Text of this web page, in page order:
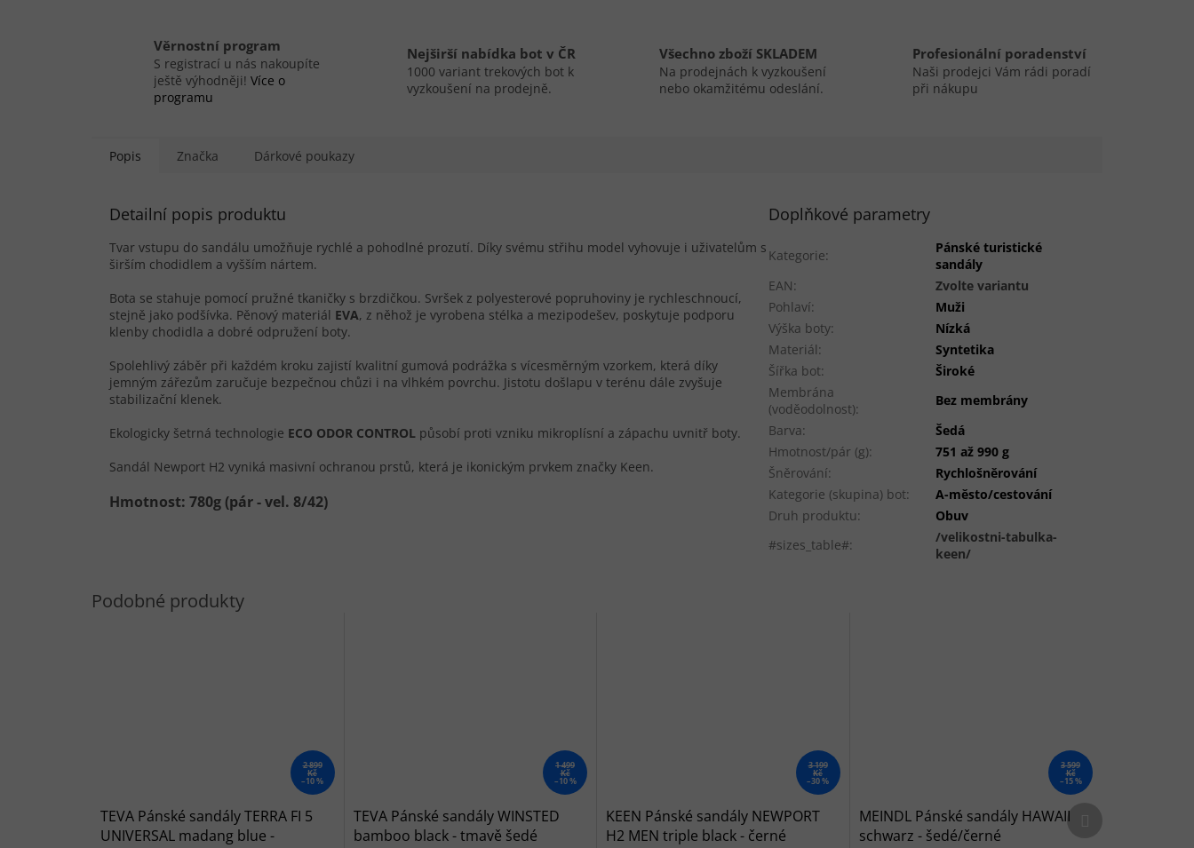
Věrnostní program
S registrací u nás nakoupíte
ještě výhodněji! Více o
programu
Nejširší nabídka bot v ČR
1000 variant trekových bot k
vyzkoušení na prodejně.
Všechno zboží SKLADEM
Na prodejnách k vyzkoušení
nebo okamžitému odeslání.
Profesionální poradenství
Naši prodejci Vám rádi poradí
při nákupu
Popis Značka Dárkové poukazy
Detailní popis produktu
Tvar vstupu do sandálu umožňuje rychlé a pohodlné prozutí. Díky svému střihu model vyhovuje i uživatelům s
širším chodidlem a vyšším nártem.
Bota se stahuje pomocí pružné tkaničky s brzdičkou. Svršek z polyesterové popruhoviny je rychleschnoucí,
stejně jako podšívka. Pěnový materiál EVA, z něhož je vyrobena stélka a mezipodešev, poskytuje podporu
klenby chodidla a dobré odpružení boty.
Spolehlivý záběr při každém kroku zajistí kvalitní gumová podrážka s vícesměrným vzorkem, která díky
jemným zářezům zaručuje bezpečnou chůzi i na vlhkém povrchu. Jistotu došlapu v terénu dále zvyšuje
stabilizační klenek.
Ekologicky šetrná technologie ECO ODOR CONTROL působí proti vzniku mikroplísní a zápachu uvnitř boty.
Sandál Newport H2 vyniká masivní ochranou prstů, která je ikonickým prvkem značky Keen.
Hmotnost: 780g (pár - vel. 8/42)
Doplňkové parametry
Kategorie:
Pánské turistické
sandály
EAN:
Zvolte variantu
Pohlaví:
Muži
Výška boty:
Nízká
Materiál:
Syntetika
Šířka bot:
Široké
Membrána
(voděodolnost):
Bez membrány
Barva:
Šedá
Hmotnost/pár (g):
751 až 990 g
Šněrování:
Rychlošněrování
Kategorie (skupina) bot:
A-město/cestování
Druh produktu:
Obuv
#sizes_table#:
/velikostni-tabulka-
keen/
2 899
Kč
–10 %
TEVA Pánské sandály TERRA FI 5
UNIVERSAL madang blue -
1 499
Kč
–10 %
TEVA Pánské sandály WINSTED
bamboo black - tmavě šedé
3 199
Kč
–30 %
KEEN Pánské sandály NEWPORT
H2 MEN triple black - černé
3 599
Kč
–15 %
MEINDL Pánské sandály HAWAII
schwarz - šedé/černé